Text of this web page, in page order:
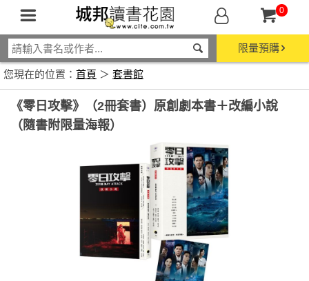
0
限量預購
您現在的位置： 首頁 ＞ 套書館
《零日攻擊》（2冊套書）原創劇本書＋改編小說
（隨書附限量海報）